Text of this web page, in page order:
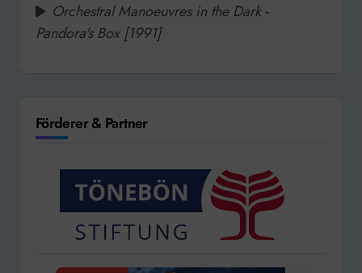
Orchestral Manoeuvres in the Dark -
Pandora's Box [1991]
Förderer & Partner